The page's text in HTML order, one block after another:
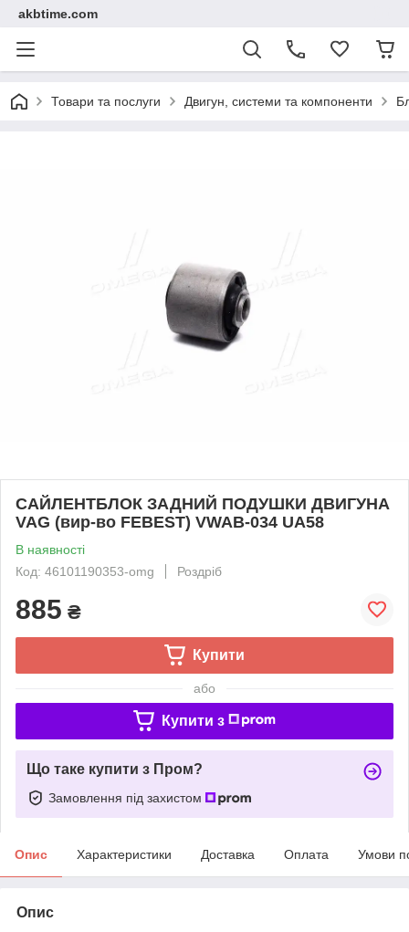
akbtime.com
Товари та послуги Двигун, системи та компоненти
САЙЛЕНТБЛОК ЗАДНИЙ ПОДУШКИ ДВИГУНА
VAG (вир-во FEBEST) VWAB-034 UA58
В наявності
Код: 46101190353-omg
Роздріб
885 ₴
Купити
або
Купити з
Що таке купити з Пром?
Замовлення під захистом
Опис Характеристики Доставка Оплата Умови
Опис